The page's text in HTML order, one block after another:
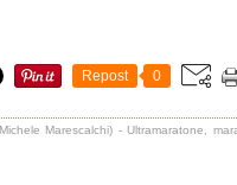
Repost 0
Marescalchi) - Ultramaratone,